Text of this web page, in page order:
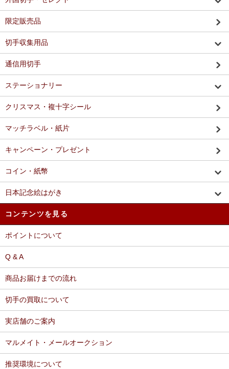
限定販売品
切手収集用品
通信用切手
ステーショナリー
クリスマス・複十字シール
マッチラベル・紙片
キャンペーン・プレゼント
コイン・紙幣
日本記念絵はがき
コンテンツを見る
ポイントについて
Q & A
商品お届けまでの流れ
切手の買取について
実店舗のご案内
マルメイト・メールオークション
推奨環境について